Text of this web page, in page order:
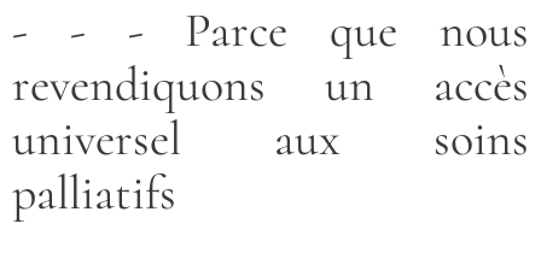
- - - Parce que nous
revendiquons un accès
universel aux soins
palliatifs